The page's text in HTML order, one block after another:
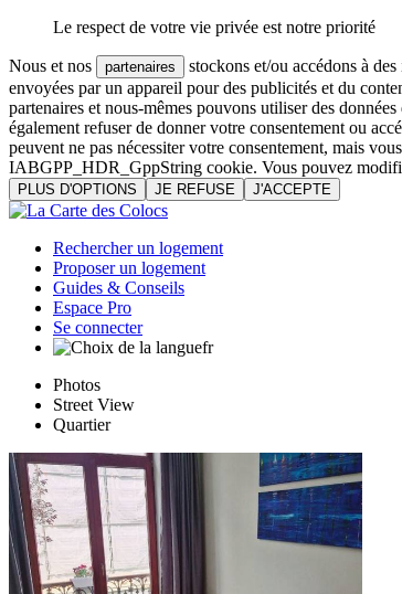
Le respect de votre vie privée est notre priorité
Nous et nos partenaires
stockons et/ou accédons à
envoyées par un appareil pour des publicités et du
partenaires et nous-mêmes pouvons utiliser des
également refuser de donner votre consentement ou
peuvent ne pas nécessiter votre consentement, mais
IABGPP_HDR_GppString cookie. Vous pouvez
PLUS D'OPTIONS JE REFUSE J'ACCEPTE
Rechercher un logement
Proposer un logement
Guides & Conseils
Espace Pro
Se connecter
fr
Photos
Street View
Quartier